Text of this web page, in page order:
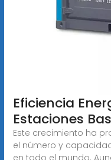
Eficiencia
Estaciones
Este crecimiento ha
el número y
en todo el mundo.